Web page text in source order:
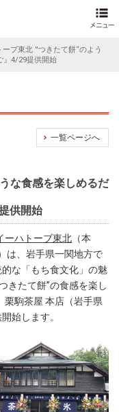
ーブ東北 ‟つきたて餅“のよう
』4/29提供開始
一覧ページへ
な食感を楽しめるだ
供開始
ーハトーブ東北 （本
は、岩手県一関地方で
な「もち食文化」の魅
きたて餅”の食感を楽し
駒茶屋 本店（岩手県
始します。